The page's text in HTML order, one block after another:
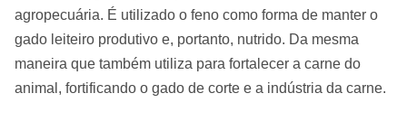
agropecuária. É utilizado o feno como forma de manter o
gado leiteiro produtivo e, portanto, nutrido. Da mesma
maneira que também utiliza para fortalecer a carne do
animal, fortificando o gado de corte e a indústria da carne.